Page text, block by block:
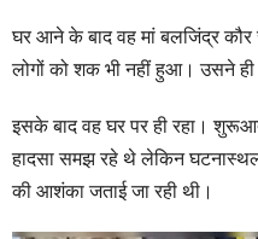
घर आने के बाद वह मां बलजिंद्र कौर
लोगों को शक भी नहीं हुआ। उसने ही
इसके बाद वह घर पर ही रहा।
हादसा समझ रहे थे लेकिन
की आशंका जताई जा रही थी।